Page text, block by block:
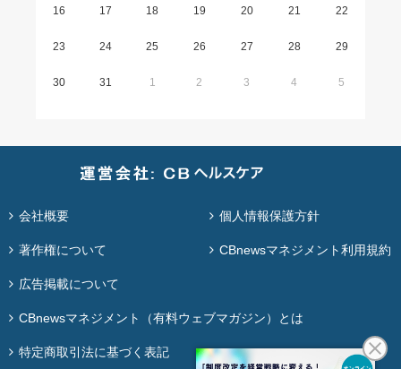
16 17 18 19 20 21 22
23 24 25 26 27 28 29
30 31 1 2 3 4 5
会社概要 個人情報保護方針
著作権について CBnewsマネジメント利用規約
広告掲載について
CBnewsマネジメント（有料ウェブマガジン）とは
特定商取引法に基づく表記